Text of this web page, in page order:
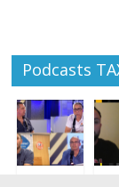
Podcasts